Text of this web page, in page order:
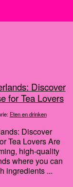
Discover
for Tea Lovers
Eten en drinken
Discover
Tea Lovers Are
high-quality
where you can
ingredients ...